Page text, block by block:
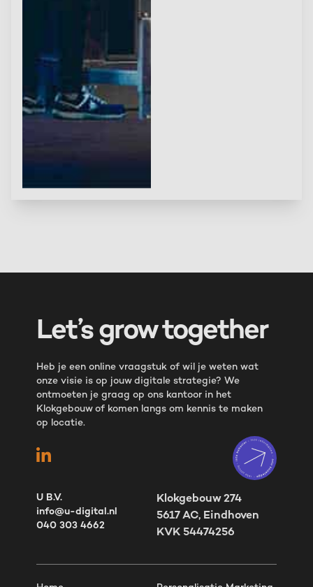
Let’s grow together
Heb je een online vraagstuk of wil je weten wat
onze visie is op jouw digitale strategie? We
ontmoeten je graag op ons kantoor in het
Klokgebouw of komen langs om kennis te maken
op locatie.
U B.V.
info@u-digital.nl
040 303 4662
Klokgebouw 274
5617 AC, Eindhoven
KVK 54474256